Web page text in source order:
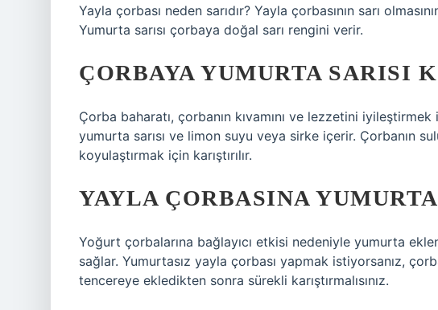
Yayla çorbası neden sarıdır? Yayla çorbasının sarı
Yumurta sarısı çorbaya doğal sarı rengini verir.
ÇORBAYA YUMURTA SARISI
Çorba baharatı, çorbanın kıvamını ve lezzetini iyileştirmek
yumurta sarısı ve limon suyu veya sirke içerir. Çorbanın
koyulaştırmak için karıştırılır.
YAYLA ÇORBASINA
Yoğurt çorbalarına bağlayıcı etkisi nedeniyle yumurta
sağlar. Yumurtasız yayla çorbası yapmak istiyorsanız,
tencereye ekledikten sonra sürekli karıştırmalısınız.